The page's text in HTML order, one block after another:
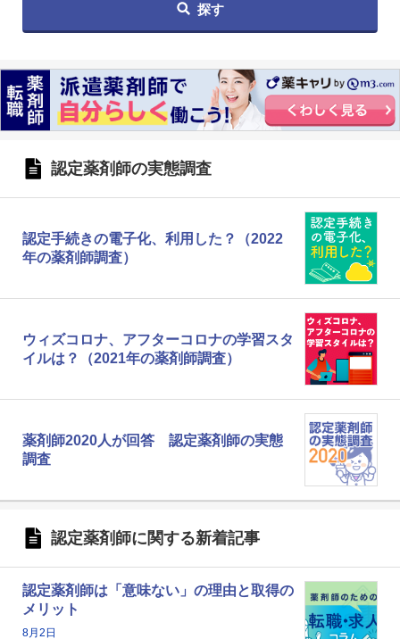
探す
認定薬剤師の実態調査
認定手続きの電子化、利用した？（2022
年の薬剤師調査）
ウィズコロナ、アフターコロナの学習スタ
イルは？（2021年の薬剤師調査）
薬剤師2020人が回答 認定薬剤師の実態
調査
認定薬剤師に関する新着記事
認定薬剤師は「意味ない」の理由と取得の
メリット
8月2日